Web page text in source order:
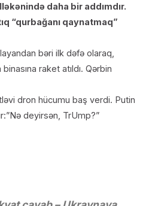
daha bir addımdır.
“qurbağanı qaynatmaq”
bəri ilk dəfə olaraq,
raket atıldı. Qərbin
dron hücumu baş verdi. Putin
deyirsən, TrUmp?”